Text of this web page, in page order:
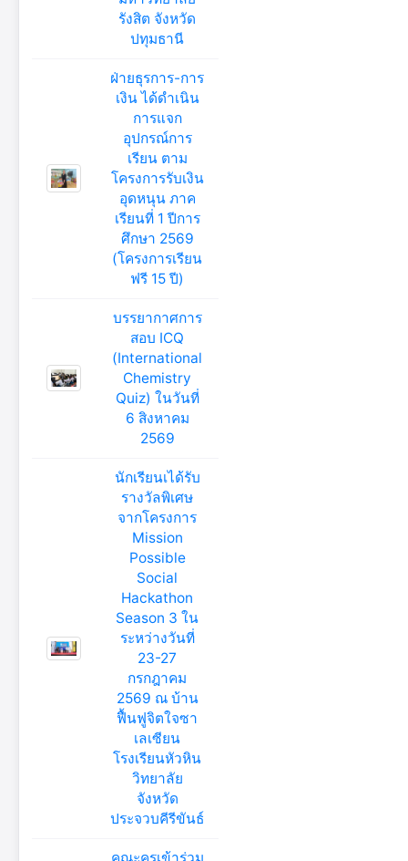
รังสิต จังหวัด
ปทุมธานี
ฝ่ายธุรการ-การ
เงิน ได้ดำเนิน
การแจก
อุปกรณ์การ
เรียน ตาม
โครงการรับเงิน
อุดหนุน ภาค
เรียนที่ 1 ปีการ
ศึกษา 2569
(โครงการเรียน
ฟรี 15 ปี)
บรรยากาศการ
สอบ ICQ
(International
Chemistry
Quiz) ในวันที่
6 สิงหาคม
2569
นักเรียนเได้รับ
รางวัลพิเศษ
จากโครงการ
Mission
Possible
Social
Hackathon
Season 3 ใน
ระหว่างวันที่
23-27
กรกฎาคม
2569 ณ บ้าน
ฟื้นฟูจิตใจซา
เลเซียน
โรงเรียนหัวหิน
วิทยาลัย
จังหวัด
ประจวบคีรีขันธ์